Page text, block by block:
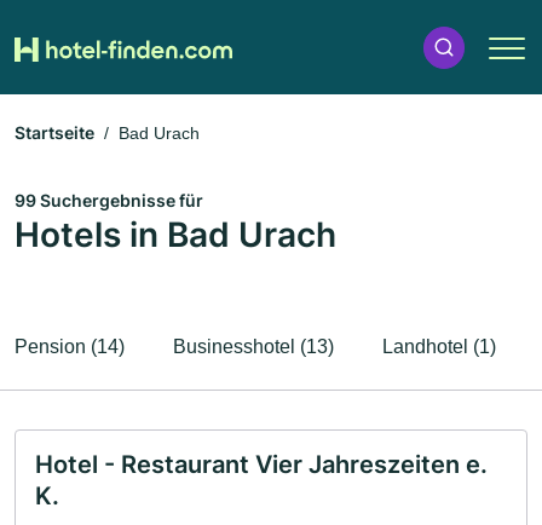
Startseite Bad Urach
99 Suchergebnisse für
Hotels in Bad Urach
Pension (14) Businesshotel (13) Landhotel (1)
Hotel - Restaurant Vier Jahreszeiten e.
K.